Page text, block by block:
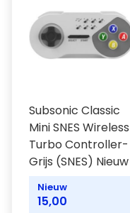
Subsonic Classic
Mini SNES Wireless
Turbo Controller-
Grijs (SNES) Nieuw
Nieuw
15,00